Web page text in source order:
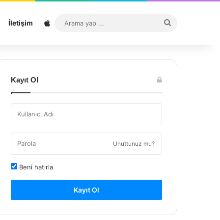
İletişim Sitemap
...
Kayıt Ol
Unuttunuz mu?
Beni hatırla
Kayıt Ol